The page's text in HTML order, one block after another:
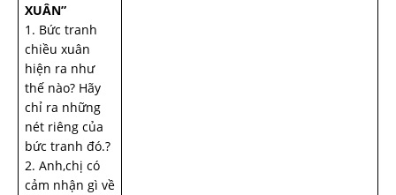
XUÂN”
1. Bức tranh
chiều xuân
hiện ra như
thế nào? Hãy
chỉ ra những
nét riêng của
bức tranh đó.?
2. Anh,chị có
cảm nhận gì về